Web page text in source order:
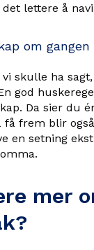
lettere å
om gangen
skulle ha
god
Da sier du
få frem blir
en setning
mer